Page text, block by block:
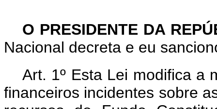
O PRESIDENTE DA
Nacional decreta e eu
Art. 1º Esta Lei modifica a
financeiros incidentes sobre